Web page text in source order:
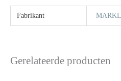
Fabrikant
Gerelateerde producten